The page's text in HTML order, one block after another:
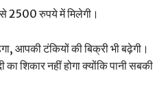
2500 रुपये में मिलेगी।
टंकियों की बिक्री भी बढ़ेगी।
शिकार नहीं होगा क्योंकि पानी सबकी